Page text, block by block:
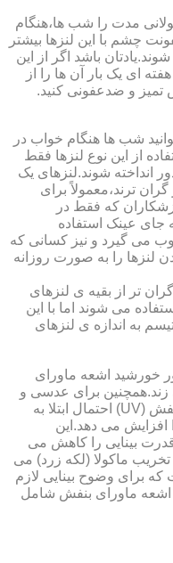
مدت را شب ها،هنگام
چشم با این لنزها بیشتر
باشد اگر از این
ای یک بار آن ها را از
و ضدعفونی کنید.
شب ها هنگام خواب در
از این نوع لنزها فقط
انداخته شوند.لنزهای یک
ترند،معمولاً برای
که فقط در
جای عینک استفاده
می گیرد و نیز کسانی که
لنزها را به صورت روزانه
تر از بقیه ی لنزهای
می شوند اما با این
به اندازه ی لنزهای
خورشید اشعه ماورای
برای عدسی و
قرنیه چشم مضراست.اشعه ماورای بنفش (UV) احتمال ابتلا به
افزایش می دهد.این
بینایی را کاهش می
ماکولا (لکه زرد) می
برای وضوح بینایی لازم
ماورای بنفش شامل